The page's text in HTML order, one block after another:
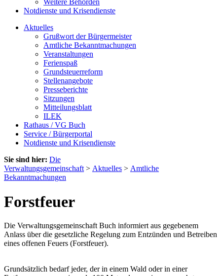
Weitere Behörden
Notdienste und Krisendienste
Aktuelles
Grußwort der Bürgermeister
Amtliche Bekanntmachungen
Veranstaltungen
Ferienspaß
Grundsteuerreform
Stellenangebote
Presseberichte
Sitzungen
Mitteilungsblatt
ILEK
Rathaus / VG Buch
Service / Bürgerportal
Notdienste und Krisendienste
Sie sind hier: Die
Verwaltungsgemeinschaft > Aktuelles > Amtliche
Bekanntmachungen
Forstfeuer
Die Verwaltungsgemeinschaft Buch informiert aus gegebenem
Anlass über die gesetzliche Regelung zum Entzünden und Betreiben
eines offenen Feuers (Forstfeuer).
Grundsätzlich bedarf jeder, der in einem Wald oder in einer